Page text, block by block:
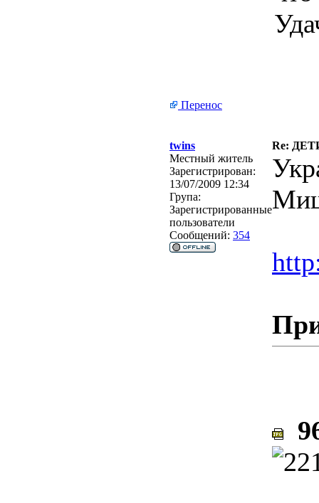
Перенос
twins
Re:
Местный житель
Зарегистрирован:
13/07/2009 12:34
Група:
Зарегистрированные
пользователи
Сообщений: 354